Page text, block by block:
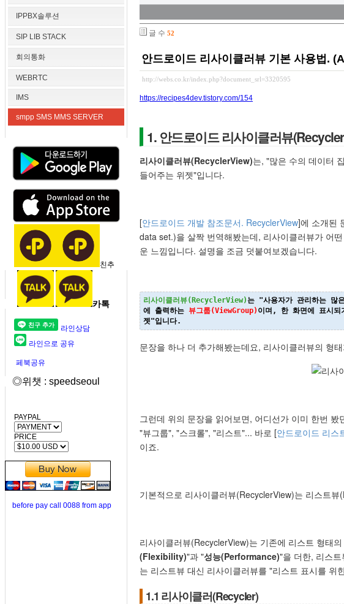
IPPBX솔루션
SIP LIB STACK
회의통화
WEBRTC
IMS
smpp SMS MMS SERVER
친추
카톡
라인상담
라인으로 공유
페북공유
◎위챗 : speedseoul
PAYPAL
PRICE
before pay call 0088 from app
글 수 52
안드로이드 리사이클러뷰 기본 사용법.
http://webs.co.kr/index.php?document_srl=3320595
https://recipes4dev.tistory.com/154
1. 안드로이드 리사이클러뷰
리사이클러뷰(RecyclerView)는, "많은 수의 데이터
들어주는 위젯"입니다.
[안드로이드 개발 참조문서. RecyclerView]에 소개된
data set.)을 살짝 번역해봤는데, 리사이클러뷰가 어
운 느낌입니다. 설명을 조금 덧붙여보겠습니다.
리사이클러뷰(RecyclerView) 는 "사용자가 관리하는 많
에 출력하는 뷰그룹(ViewGroup) 이며, 한 화면에 표시되
문장을 하나 더 추가해봤는데요, 리사이클러뷰의 형
그런데 위의 문장을 읽어보면, 어디선가 이미 한번
"뷰그룹", "스크롤", "리스트"... 바로 [안드로이드 리스
이죠.
기본적으로 리사이클러뷰(RecyclerView)는 리스트
리사이클러뷰(RecyclerView)는 기존에 리스트 형태
(Flexibility)"과 "성능(Performance)"을 더한, 리스
는 리스트뷰 대신 리사이클러뷰를 "리스트 표시를 위
1.1 리사이클러(Recycler)